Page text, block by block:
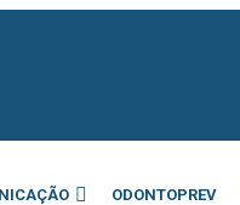
ODONTOPREV